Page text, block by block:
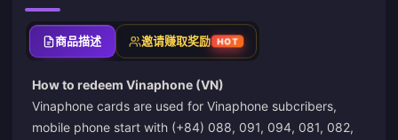
商品描述 邀请赚取奖励 HOT
How to redeem Vinaphone (VN)
Vinaphone cards are used for Vinaphone subcribers,
mobile phone start with (+84) 088, 091, 094, 081, 082,